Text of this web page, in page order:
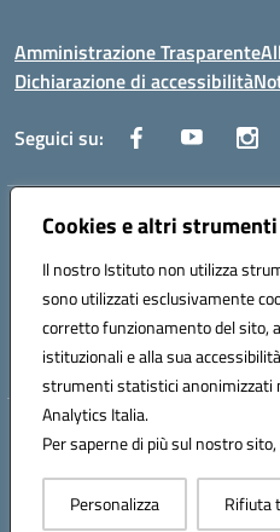
Cookies e altri
Il nostro Istituto non utilizza
sono utilizzati esclusivamente
corretto funzionamento del sito,
istituzionali e alla sua
strumenti statistici anonimizzati
Analytics Italia.
Per saperne di più sul nostro
Personalizza Rifiuta
Amministrazione Trasparente
Dichiarazione di accessibilità
Seguici su:
Indirizzo:Corso Fornari, 1 - 70056
Posta elettronica certificata (PEC):
Codice fiscale: 93249230728
Codice meccanografico: BARH04000D
Hosting & Powered
Concept &